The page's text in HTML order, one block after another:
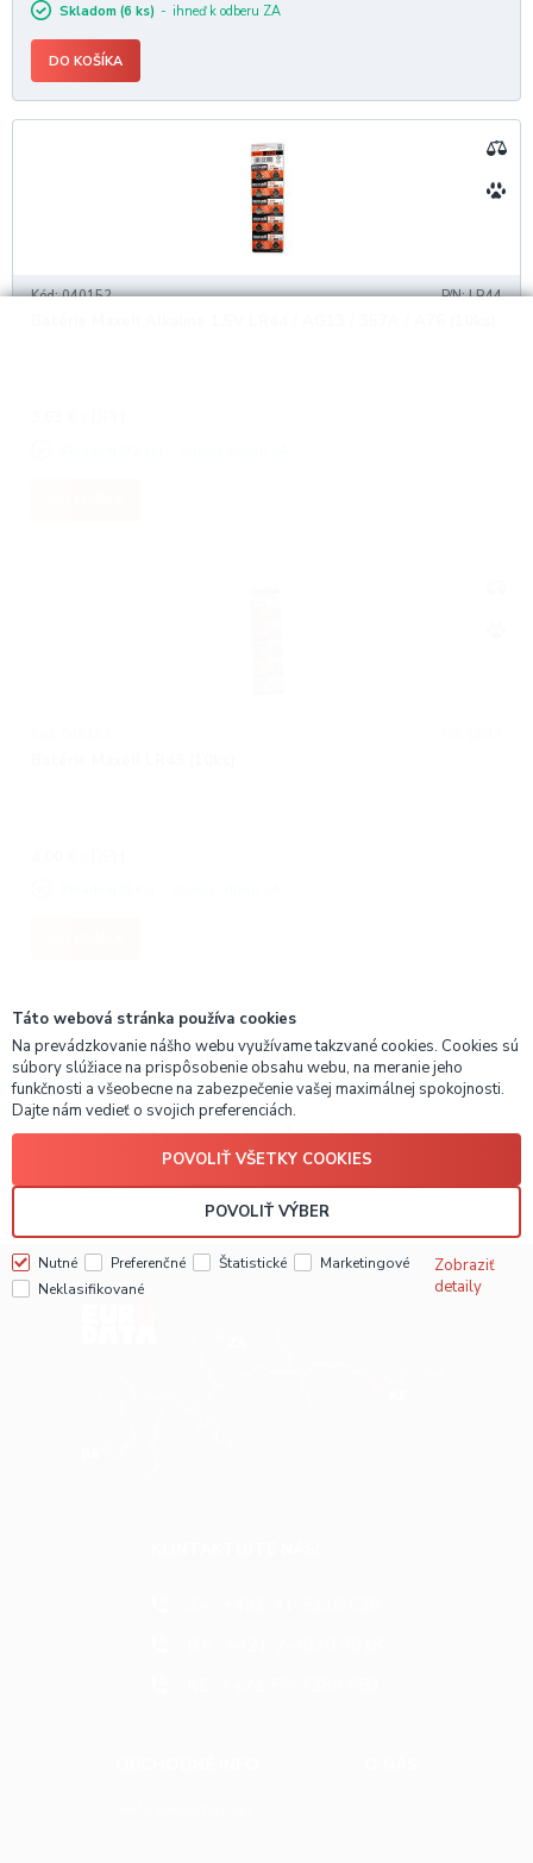
Skladom (6 ks) ihneď k odberu ZA
DO KOŠÍKA
Kód: 040152 P/N: LR44
NAČÍTAŤ ĎALŠIE (20)
1 2 3 4
Táto webová stránka používa cookies
Na prevádzkovanie nášho webu využívame takzvané cookies. Cookies sú
súbory slúžiace na prispôsobenie obsahu webu, na meranie jeho
funkčnosti a všeobecne na zabezpečenie vašej maximálnej spokojnosti.
Dajte nám vedieť o svojich preferenciách.
POVOLIŤ VÝBER
POVOLIŤ VŠETKY COOKIES
Nutné Preferenčné Štatistické
Marketingové
Neklasifikované
Zobraziť
detaily